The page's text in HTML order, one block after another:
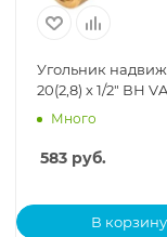
Угольник
20(2,8)
Много
583 руб.
В корзину